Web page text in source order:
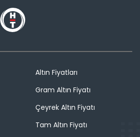
Altın Fiyatları
Gram Altın Fiyatı
Çeyrek Altın Fiyatı
Tam Altın Fiyatı